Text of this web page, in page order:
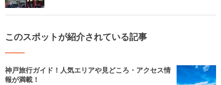
このスポットが紹介されている記事
神戸旅行ガイド！人気エリアや見どころ・アクセス情
報が満載！